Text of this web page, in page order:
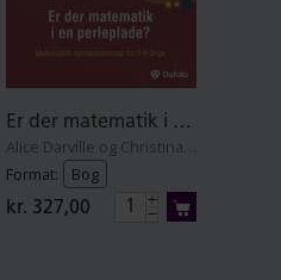
Er der matematik i en perleplade? + PLAKAT
Format:
Bog
kr. 327,00